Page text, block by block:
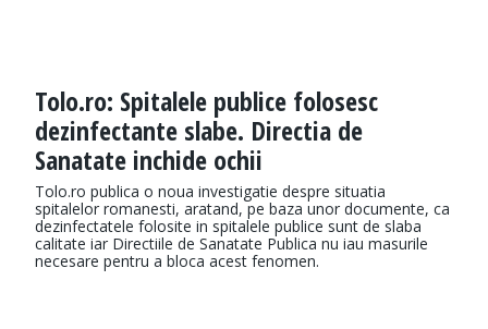
Tolo.ro: Spitalele publice folosesc
dezinfectante slabe. Directia de
Sanatate inchide ochii
Tolo.ro publica o noua investigatie despre situatia
spitalelor romanesti, aratand, pe baza unor documente, ca
dezinfectatele folosite in spitalele publice sunt de slaba
calitate iar Directiile de Sanatate Publica nu iau masurile
necesare pentru a bloca acest fenomen.